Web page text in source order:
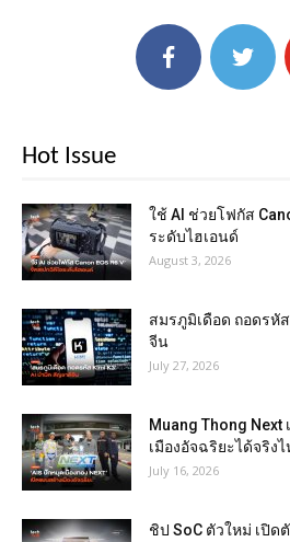
Hot Issue
ใช้ AI ช่วยโฟกัส
ระดับไฮเอนด์
August 3, 2026
สมรภูมิเดือด ถอดรหั
จีน
July 27, 2026
Muang Thong
เมืองอัจฉริยะได้จริงไ
July 16, 2026
ชิป SoC ตัวใหม่ เปิด